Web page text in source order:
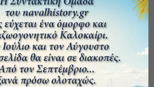
παράσημα και μετάλλια του
Ναυτικού, καθώς και με
of the Legion of Merit,
Commendation Medal for
Unit Commendation
επίτιμος δημότης